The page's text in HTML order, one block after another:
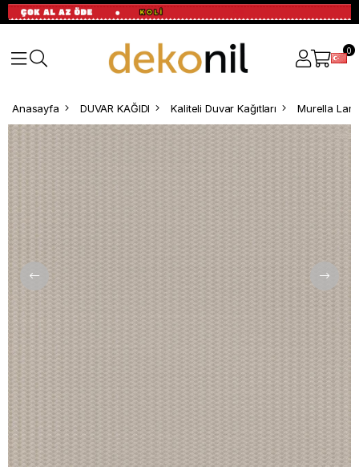
0
Anasayfa DUVAR KAĞIDI Kaliteli Duvar Kağıtları